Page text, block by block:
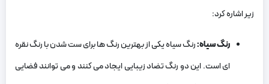
زیر اشاره کرد:
رنگ سیاه:رنگ سیاه یکی از بهترین رنگ ها برای ست شدن با رنگ نقره
ای است. این دو رنگ تضاد زیبایی ایجاد می کنند و می توانند فضایی